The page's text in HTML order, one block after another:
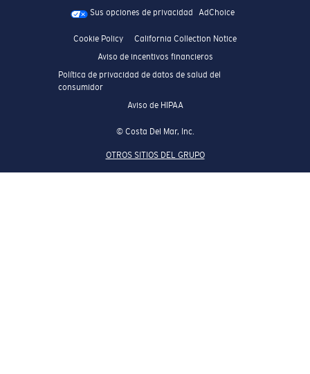
Sus opciones de privacidad AdChoice
Cookie Policy
California Collection Notice
Aviso de incentivos financieros
Política de privacidad de datos de salud del
consumidor
Aviso de HIPAA
© Costa Del Mar, Inc.
OTROS SITIOS DEL GRUPO